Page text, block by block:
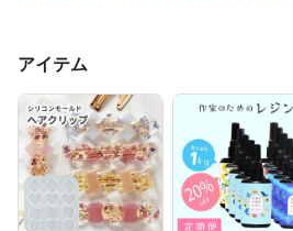
アイテム